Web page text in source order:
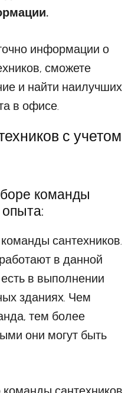
информации о
сможете
и найти наилучших
в офисе.
с учетом
команды
сантехников.
в данной
в выполнении
зданиях. Чем
тем более
они могут быть